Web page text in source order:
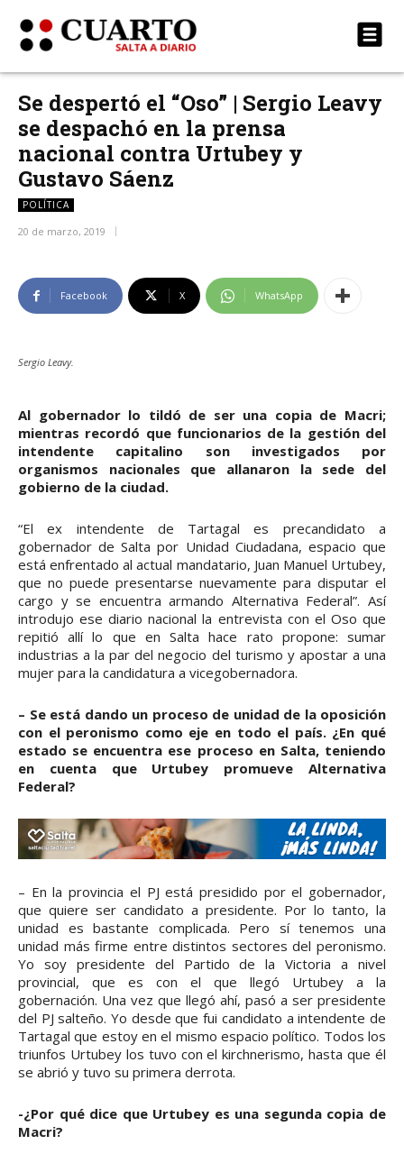
Se despertó el “Oso” | Sergio Leavy
se despachó en la prensa
nacional contra Urtubey y
Gustavo Sáenz
POLÍTICA
20 de marzo, 2019
Facebook X WhatsApp
Sergio Leavy.
Al gobernador lo tildó de ser una copia de Macri;
mientras recordó que funcionarios de la gestión del
intendente capitalino son investigados por
organismos nacionales que allanaron la sede del
gobierno de la ciudad.
“El ex intendente de Tartagal es precandidato a
gobernador de Salta por Unidad Ciudadana, espacio que
está enfrentado al actual mandatario, Juan Manuel Urtubey,
que no puede presentarse nuevamente para disputar el
cargo y se encuentra armando Alternativa Federal”. Así
introdujo ese diario nacional la entrevista con el Oso que
repitió allí lo que en Salta hace rato propone: sumar
industrias a la par del negocio del turismo y apostar a una
mujer para la candidatura a vicegobernadora.
– Se está dando un proceso de unidad de la oposición
con el peronismo como eje en todo el país. ¿En qué
estado se encuentra ese proceso en Salta, teniendo
en cuenta que Urtubey promueve Alternativa
Federal?
– En la provincia el PJ está presidido por el gobernador,
que quiere ser candidato a presidente. Por lo tanto, la
unidad es bastante complicada. Pero sí tenemos una
unidad más firme entre distintos sectores del peronismo.
Yo soy presidente del Partido de la Victoria a nivel
provincial, que es con el que llegó Urtubey a la
gobernación. Una vez que llegó ahí, pasó a ser presidente
del PJ salteño. Yo desde que fui candidato a intendente de
Tartagal que estoy en el mismo espacio político. Todos los
triunfos Urtubey los tuvo con el kirchnerismo, hasta que él
se abrió y tuvo su primera derrota.
-¿Por qué dice que Urtubey es una segunda copia de
Macri?